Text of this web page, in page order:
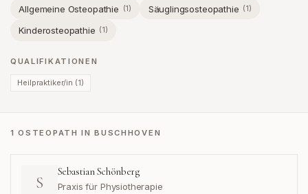
Allgemeine Osteopathie (1) Säuglingsosteopathie (1)
Kinderosteopathie (1)
QUALIFIKATIONEN
Heilpraktiker/in (1)
1 OSTEOPATH IN BUSCHHOVEN
S
Sebastian Schönberg
Praxis für Physiotherapie